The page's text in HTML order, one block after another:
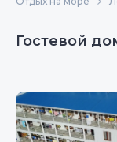
Гостевой